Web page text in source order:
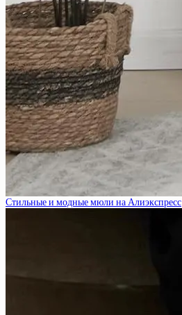
Стильные и модные мюли на Алиэкспресс